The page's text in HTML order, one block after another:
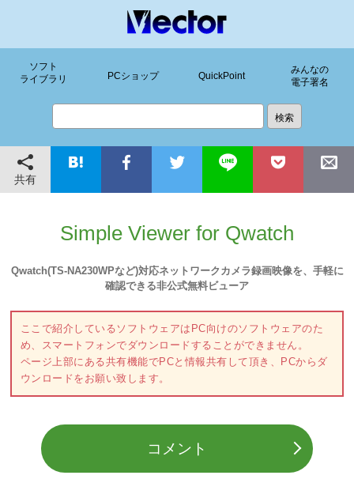
ソフト
ライブラリ
PCショップ QuickPoint
みんなの
電子署名
共有
Simple Viewer for Qwatch
Qwatch(TS-NA230WPなど)対応ネットワークカメラ録画映像を、手軽に
確認できる非公式無料ビューア
ここで紹介しているソフトウェアはPC向けのソフトウェアのた
め、スマートフォンでダウンロードすることができません。
ページ上部にある共有機能でPCと情報共有して頂き、PCからダ
ウンロードをお願い致します。
コメント